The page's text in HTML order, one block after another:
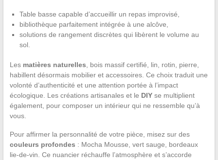
Table basse capable d’accueillir un repas improvisé,
bibliothèque parfaitement intégrée à une alcôve,
solutions de rangement discrètes qui libèrent le volume au
sol.
Les matières naturelles , bois massif certifié, lin, rotin, pierre,
habillent désormais mobilier et accessoires. Ce choix traduit une
volonté d’authenticité et une attention portée à l’impact
écologique. Les créations artisanales et le DIYse multiplient
également, pour composer un intérieur qui ne ressemble qu’à
vous.
Pour affirmer la personnalité de votre pièce, misez sur des
couleurs profondes : Mocha Mousse, vert sauge, bordeaux
lie-de-vin. Ce nuancier réchauffe l’atmosphère et s’accorde